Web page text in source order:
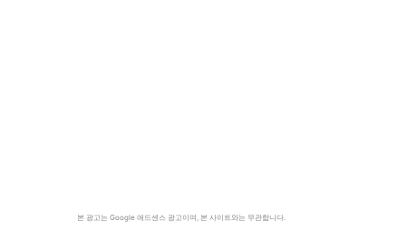
본 광고는 Google 애드센스 광고이며, 본 사이트와는 무관합니다.